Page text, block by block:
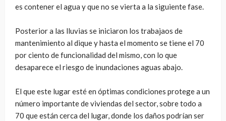
es contener el agua y que no se vierta a la siguiente fase.
Posterior a las lluvias se iniciaron los trabajaos de
mantenimiento al dique y hasta el momento se tiene el 70
por ciento de funcionalidad del mismo, con lo que
desaparece el riesgo de inundaciones aguas abajo.
El que este lugar esté en óptimas condiciones protege a un
número importante de viviendas del sector, sobre todo a
70 que están cerca del lugar, donde los daños podrían ser